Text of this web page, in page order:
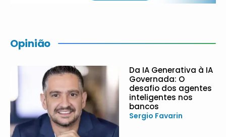
Opinião
Da IA Generativa à IA
Governada: O
desafio dos agentes
inteligentes nos
bancos
Sergio Favarin